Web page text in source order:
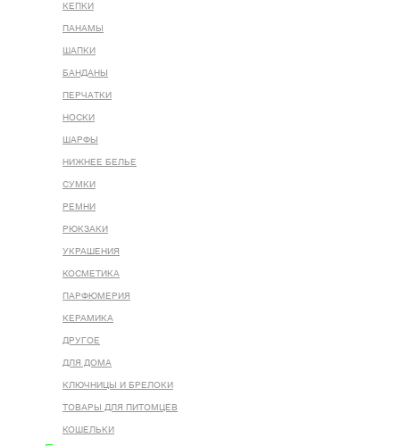
КЕПКИ
ПАНАМЫ
ШАПКИ
БАНДАНЫ
ПЕРЧАТКИ
НОСКИ
ШАРФЫ
НИЖНЕЕ БЕЛЬЕ
СУМКИ
РЕМНИ
РЮКЗАКИ
УКРАШЕНИЯ
КОСМЕТИКА
ПАРФЮМЕРИЯ
КЕРАМИКА
ДРУГОЕ
ДЛЯ ДОМА
КЛЮЧНИЦЫ И БРЕЛОКИ
ТОВАРЫ ДЛЯ ПИТОМЦЕВ
КОШЕЛЬКИ